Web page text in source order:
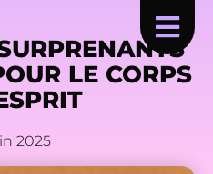
LE CORPS
2025